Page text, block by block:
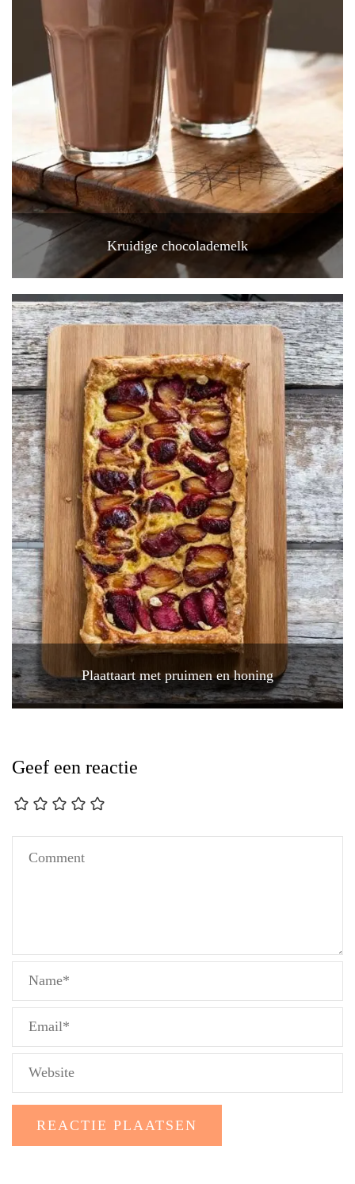
Kruidige chocolademelk
Plaattaart met pruimen en honing
Geef een reactie